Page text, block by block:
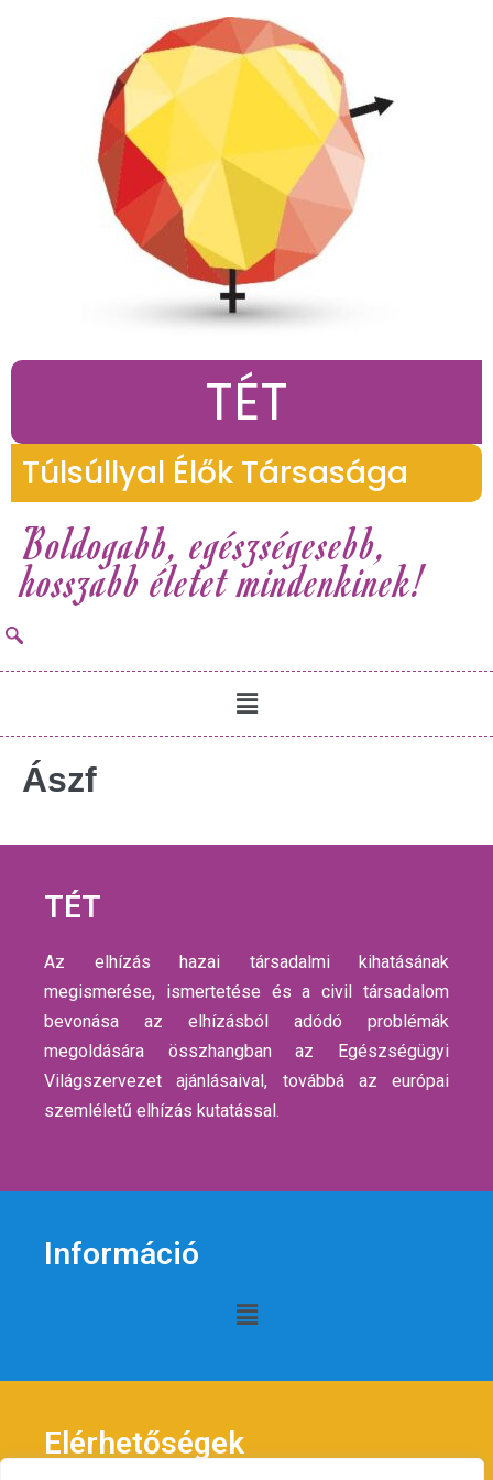
TÉT
Túlsúllyal Élők Társasága
Boldogabb, egészségesebb,
hosszabb életet mindenkinek!
Ászf
TÉT
Az elhízás hazai társadalmi kihatásának
megismerése, ismertetése és a civil társadalom
bevonása az elhízásból adódó problémák
megoldására összhangban az Egészségügyi
Világszervezet ajánlásaival, továbbá az európai
szemléletű elhízás kutatással.
Információ
Elérhetőségek